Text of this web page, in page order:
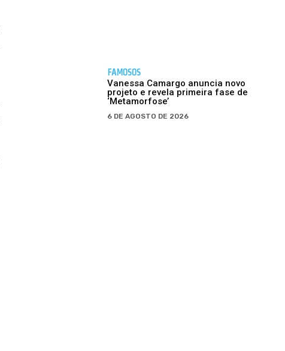
FAMOSOS
Vanessa Camargo anuncia novo
projeto e revela primeira fase de
‘Metamorfose’
6 DE AGOSTO DE 2026